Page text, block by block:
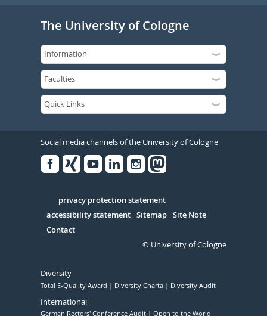
The University of Cologne
Social media channels of the University of Cologne
Serivce
privacy protection statement
accessibility statement Sitemap Site Note
Contact
© University of Cologne
Diversity
Total E-Quality Award Diversity Charta Diversity Audit
International
German Rectors' Conference Audit Open to the World